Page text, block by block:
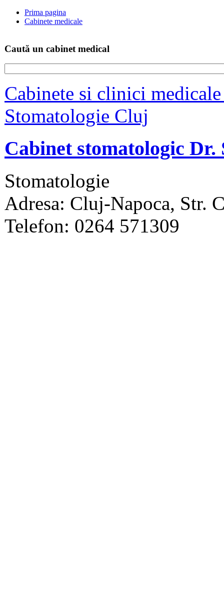
Prima pagina
Cabinete medicale
Caută un cabinet medical
Cabinete si clinici
Stomatologie Cluj
Cabinet stomatologic
Stomatologie
Adresa: Cluj-Napoca, Str.
Telefon: 0264 571309